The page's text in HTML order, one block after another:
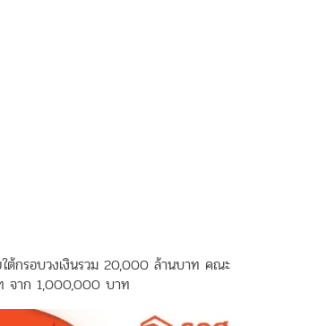
ใต้กรอบวงเงินรวม 20,000 ล้านบาท คณะ
ท จาก 1,000,000 บาท